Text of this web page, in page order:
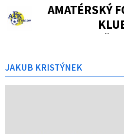
AMATÉRSKÝ
TIŠNOV
JAKUB KRISTÝNEK